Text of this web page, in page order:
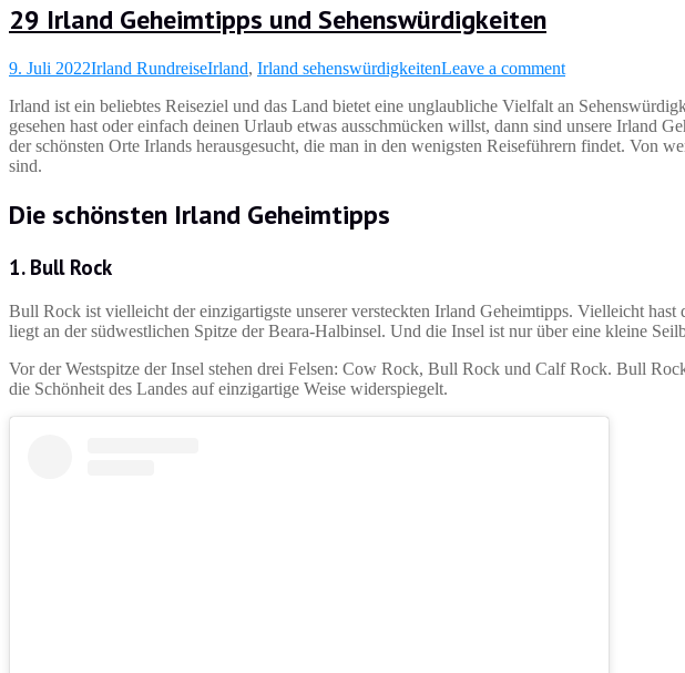
29 Irland Geheimtipps und Sehenswürdigkeiten
9. Juli 2022Irland RundreiseIrland, Irland sehenswürdigkeitenLeave a comment
Irland ist ein beliebtes Reiseziel und das Land bietet eine unglaubliche Vielfalt an
gesehen hast oder einfach deinen Urlaub etwas ausschmücken willst, dann sind unsere Irland
der schönsten Orte Irlands herausgesucht, die man in den wenigsten Reiseführern findet. Von
sind.
Die schönsten Irland Geheimtipps
1. Bull Rock
Bull Rock ist vielleicht der einzigartigste unserer versteckten Irland Geheimtipps. Vielleicht
liegt an der südwestlichen Spitze der Beara-Halbinsel. Und die Insel ist nur über eine kleine
Vor der Westspitze der Insel stehen drei Felsen: Cow Rock, Bull Rock und Calf Rock. Bull
die Schönheit des Landes auf einzigartige Weise widerspiegelt.